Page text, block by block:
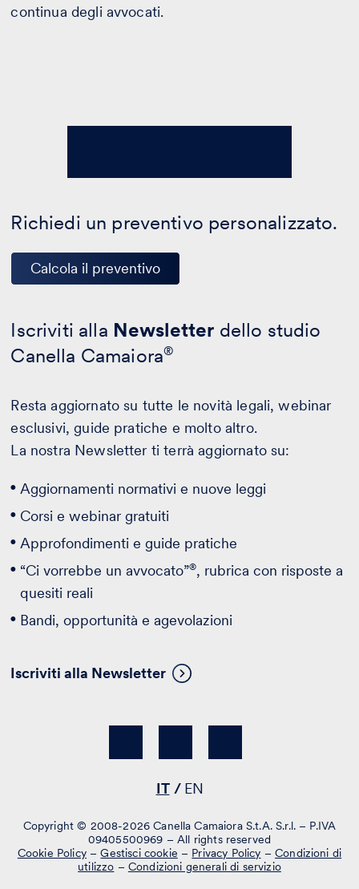
continua degli avvocati.
Richiedi un preventivo personalizzato.
Calcola il preventivo
Iscriviti alla Newsletter dello studio
Canella Camaiora®
Resta aggiornato su tutte le novità legali, webinar
esclusivi, guide pratiche e molto altro.
La nostra Newsletter ti terrà aggiornato su:
Aggiornamenti normativi e nuove leggi
Corsi e webinar gratuiti
Approfondimenti e guide pratiche
“Ci vorrebbe un avvocato”®, rubrica con risposte a
quesiti reali
Bandi, opportunità e agevolazioni
Iscriviti alla Newsletter
IT EN
Copyright © 2008-2026 Canella Camaiora S.t.A. S.r.l. – P.IVA
09405500969 – All rights reserved
Cookie Policy–Gestisci cookie – Privacy Policy –Condizioni di
utilizzo – Condizioni generali di servizio